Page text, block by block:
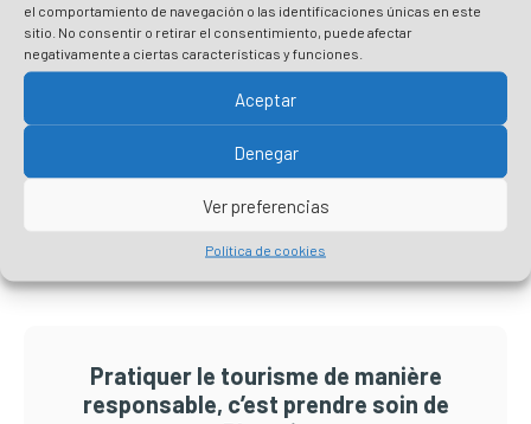
el comportamiento de navegación o las identificaciones únicas en este
sitio. No consentir o retirar el consentimiento, puede afectar
negativamente a ciertas características y funciones.
Aceptar
Denegar
Ver preferencias
Política de cookies
Autre Autre
Découvrez Plentzia – Plans 2023
latérale
principale
Pratiquer le tourisme de manière
responsable, c’est prendre soin de